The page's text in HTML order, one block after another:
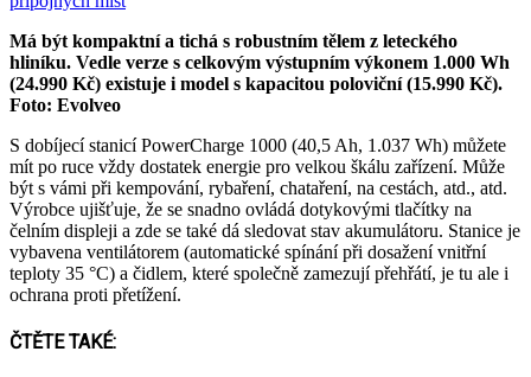
Má být kompaktní a tichá s robustním tělem z leteckého
hliníku. Vedle verze s celkovým výstupním výkonem 1.000 Wh
(24.990 Kč) existuje i model s kapacitou poloviční (15.990 Kč).
Foto: Evolveo
S dobíjecí stanicí PowerCharge 1000 (40,5 Ah, 1.037 Wh) můžete
mít po ruce vždy dostatek energie pro velkou škálu zařízení. Může
být s vámi při kempování, rybaření, chataření, na cestách, atd., atd.
Výrobce ujišťuje, že se snadno ovládá dotykovými tlačítky na
čelním displeji a zde se také dá sledovat stav akumulátoru. Stanice je
vybavena ventilátorem (automatické spínání při dosažení vnitřní
teploty 35 °C) a čidlem, které společně zamezují přehřátí, je tu ale i
ochrana proti přetížení.
ČTĚTE TAKÉ: